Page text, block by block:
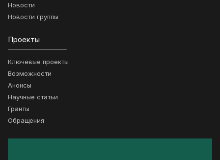
Новости
Новости группы
Проекты
Ключевые проекты
Возможности
Анонсы
Научные статьи
Гранты
Обращения